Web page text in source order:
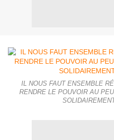
IL NOUS FAUT ENSEMBLE
RENDRE LE POUVOIR AU